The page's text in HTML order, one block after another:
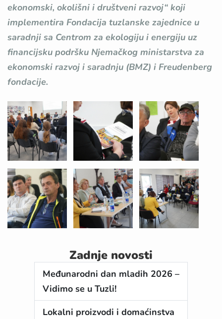
ekonomski, okolišni i društveni razvoj“ koji
implementira Fondacija tuzlanske zajednice u
saradnji sa Centrom za ekologiju i energiju uz
financijsku podršku Njemačkog ministarstva za
ekonomski razvoj i saradnju (BMZ) i Freudenberg
fondacije.
Zadnje novosti
Međunarodni dan mladih 2026 –
Vidimo se u Tuzli!
Lokalni proizvodi i domaćinstva